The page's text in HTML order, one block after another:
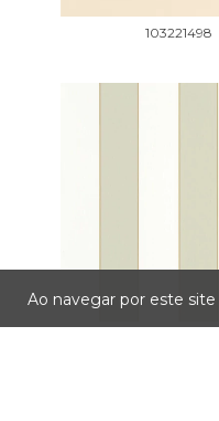
Ao navegar por este site
103221498